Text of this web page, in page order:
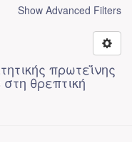
Show Advanced Filters
πρωτεΐνης
θρεπτική